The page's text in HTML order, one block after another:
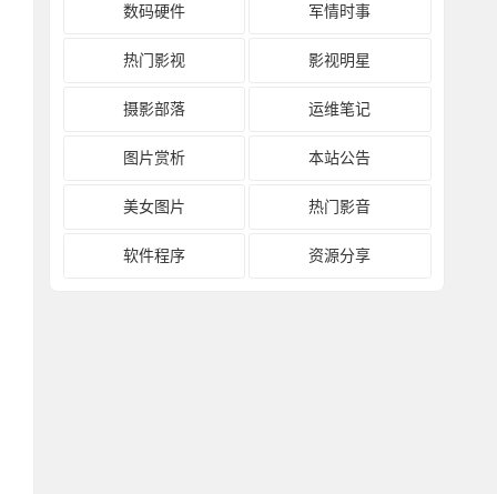
数码硬件 军情时事
热门影视 影视明星
摄影部落 运维笔记
图片赏析 本站公告
美女图片 热门影音
软件程序 资源分享